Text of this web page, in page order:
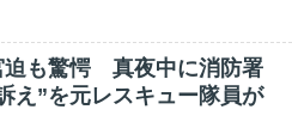
迫も驚愕 真夜中に消防署
え”を元レスキュー隊員が